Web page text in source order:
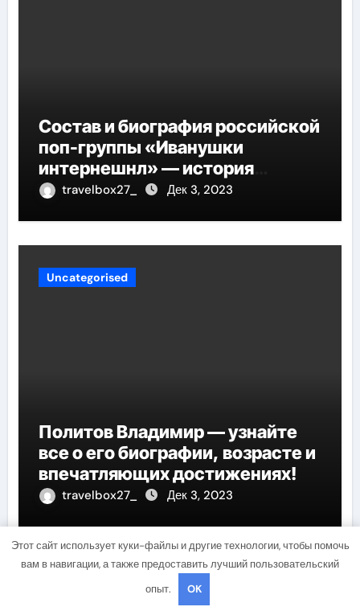
Состав и биография российской
поп-группы «Иванушки
интернешнл» — история
успеха, музыка и судьбы
travelbox27_ Дек 3, 2023
Uncategorised
Политов Владимир — узнайте
все о его биографии, возрасте и
впечатляющих достижениях!
travelbox27_ Дек 3, 2023
Этот сайт использует куки-файлы и другие технологии, чтобы помочь
вам в навигации, а также предоставить лучший пользовательский
опыт.
OK